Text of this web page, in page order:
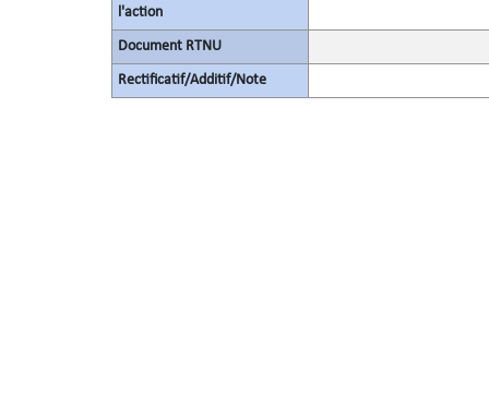
l'action
Document RTNU
Rectificatif/Additif/Note